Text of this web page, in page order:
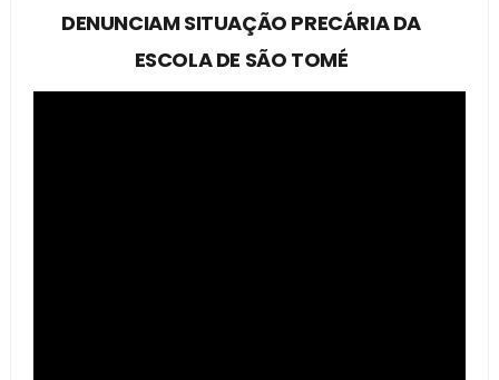
DENUNCIAM SITUAÇÃO PRECÁRIA DA
ESCOLA DE SÃO TOMÉ